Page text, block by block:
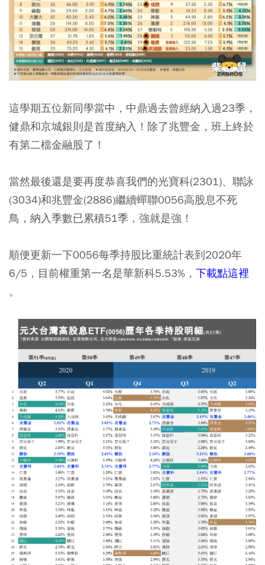
這學期五位新同學當中，中鼎過去曾經納入過23季，
健鼎和京城銀則是首度納入！除了兆豐金，班上終於
有第二檔金融股了！
當然最後還是要再度恭喜我們的光寶科(2301)、聯詠
(3034)和兆豐金(2886)繼續蟬聯0056高股息不死
鳥，納入季數已累積51季，強就是強！
順便更新一下0056每季持股比重統計表到2020年
6/5，目前權重第一名是華新科5.53%， 下載點這裡
。